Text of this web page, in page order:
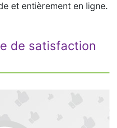
et entièrement en ligne.
de satisfaction